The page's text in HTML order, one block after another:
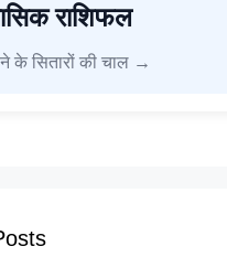
राशिफल
के सितारों की चाल →